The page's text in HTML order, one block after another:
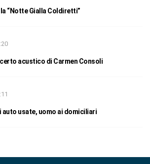
“Notte Gialla Coldiretti”
acustico di Carmen Consoli
auto usate, uomo ai domiciliari